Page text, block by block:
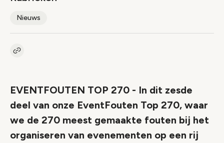
Nieuws
Kopieer link naar artikel
EVENTFOUTEN TOP 270 - In dit zesde
deel van onze EventFouten Top 270, waar
we de 270 meest gemaakte fouten bij het
organiseren van evenementen op een rij